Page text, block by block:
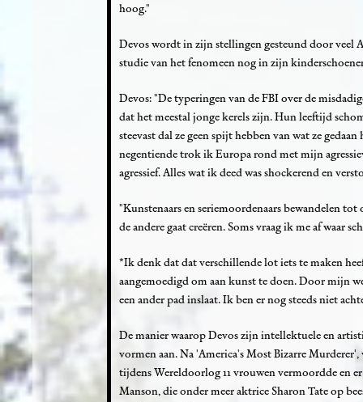
hoog."
Devos wordt in zijn stellingen gesteund door veel
studie van het fenomeen nog in zijn
Devos: "De typeringen van de FBI over de
dat het meestal jonge kerels zijn. Hun leeftijd
steevast dal ze geen spijt hebben van wat ze
negentiende trok ik Europa rond met mijn
agressief. Alles wat ik deed was shockerend en
"Kunstenaars en seriemoordenaars bewandelen
de andere gaat creëren. Soms vraag ik me af waar
*Ik denk dat dat verschillende lot iets te maken
aangemoedigd om aan kunst te doen. Door mijn
een ander pad inslaat. Ik ben er nog steeds niet
De manier waarop Devos zijn intellektuele en
vormen aan. Na 'America's Most Bizarre
tijdens Wereldoorlog 11 vrouwen vermoordde en
Manson, die onder meer aktrice Sharon Tate op